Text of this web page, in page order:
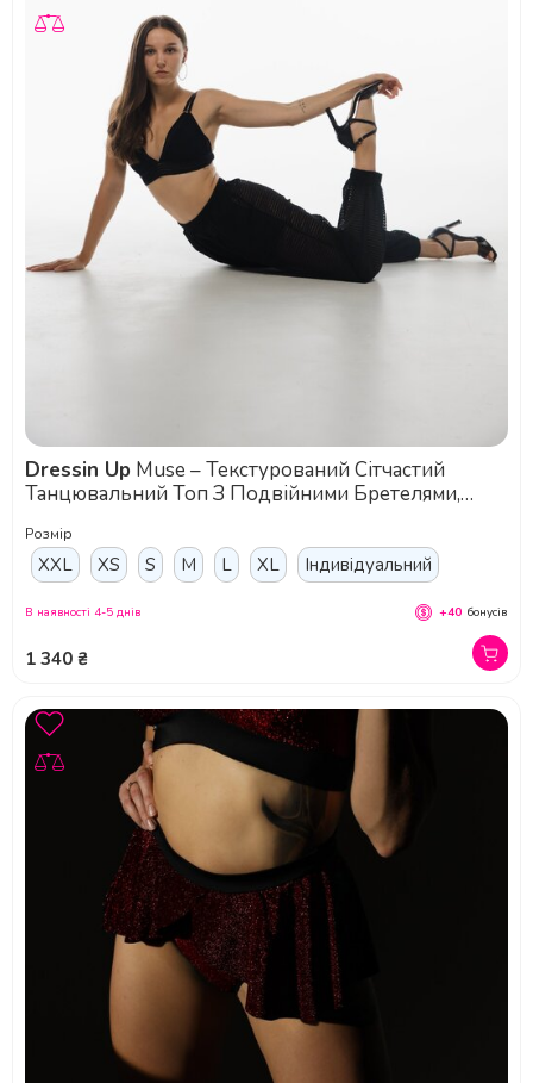
Dressin Up
Танцювальний Топ З Подвійними Бретелями,
Для Pole Dance, Пляжного Та Сценічного Образу -
чорний
Розмір
XXL XS S M L XL Індивідуальний
1 340 ₴
В наявності 4-5 днів +40 бонусів